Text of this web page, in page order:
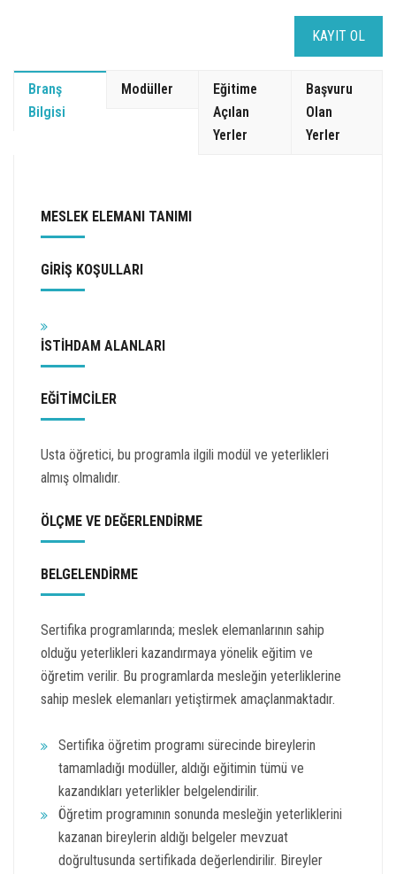
KAYIT OL
Branş
Bilgisi
Modüller
Eğitime
Açılan
Yerler
Başvuru
Olan
Yerler
MESLEK ELEMANI TANIMI
GİRİŞ KOŞULLARI
İSTİHDAM ALANLARI
EĞİTİMCİLER
Usta öğretici, bu programla ilgili modül ve yeterlikleri
almış olmalıdır.
ÖLÇME VE DEĞERLENDİRME
BELGELENDİRME
Sertifika programlarında; meslek elemanlarının sahip
olduğu yeterlikleri kazandırmaya yönelik eğitim ve
öğretim verilir. Bu programlarda mesleğin yeterliklerine
sahip meslek elemanları yetiştirmek amaçlanmaktadır.
Sertifika öğretim programı sürecinde bireylerin
tamamladığı modüller, aldığı eğitimin tümü ve
kazandıkları yeterlikler belgelendirilir.
Öğretim programının sonunda mesleğin yeterliklerini
kazanan bireylerin aldığı belgeler mevzuat
doğrultusunda sertifikada değerlendirilir. Bireyler